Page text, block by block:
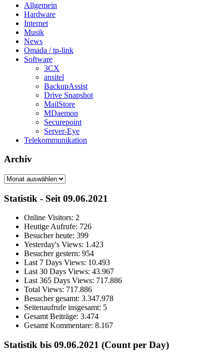
Allgemein
Hardware
Internet
Musik
News
Omada / tp-link
Software
3CX
ansitel
BackupAssist
Drive Snapshot
MailStore
MDaemon
Securepoint
Server-Eye
Telekommunikation
Archiv
Archiv
Statistik - Seit 09.06.2021
Online Visitors: 2
Heutige Aufrufe: 726
Besucher heute: 399
Yesterday's Views: 1.423
Besucher gestern: 954
Last 7 Days Views: 10.493
Last 30 Days Views: 43.967
Last 365 Days Views: 717.886
Total Views: 717.886
Besucher gesamt: 3.347.978
Seitenaufrufe insgesamt: 5
Gesamt Beiträge: 3.474
Gesamt Kommentare: 8.167
Statistik bis 09.06.2021 (Count per Day)